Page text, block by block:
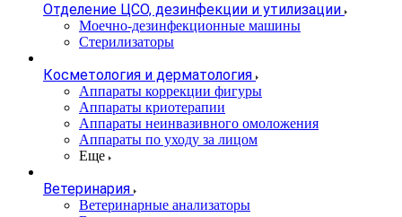
Отделение ЦСО, дезинфекции и утилизации
Моечно-дезинфекционные машины
Стерилизаторы
Косметология и дерматология
Аппараты коррекции фигуры
Аппараты криотерапии
Аппараты неинвазивного омоложения
Аппараты по уходу за лицом
Еще
Ветеринария
Ветеринарные анализаторы